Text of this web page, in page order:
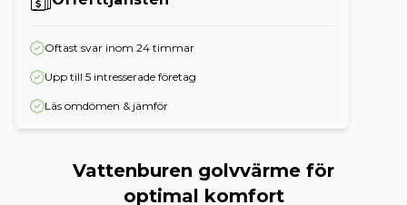
Oftast svar inom 24 timmar
Upp till 5 intresserade företag
Läs omdömen & jämför
Vattenburen golvvärme för
optimal komfort